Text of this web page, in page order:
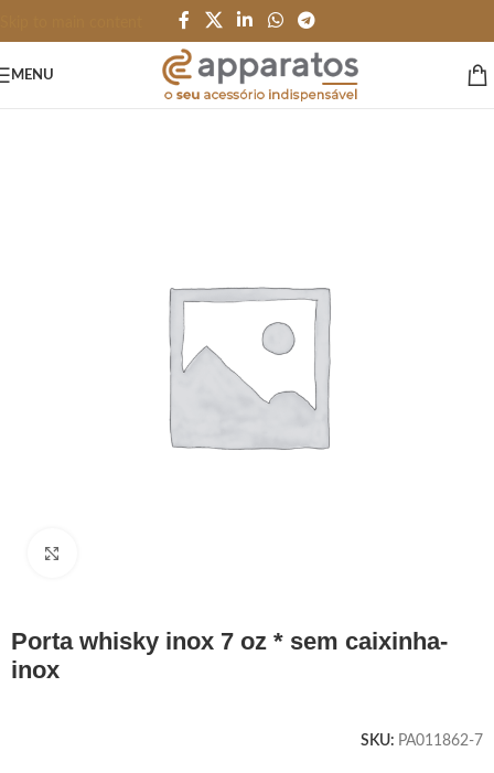
MENU
Artigos de Vinho e Bar
porta whisky inox 7 oz * sem caixinha-
inox
SKU: PA011862-7